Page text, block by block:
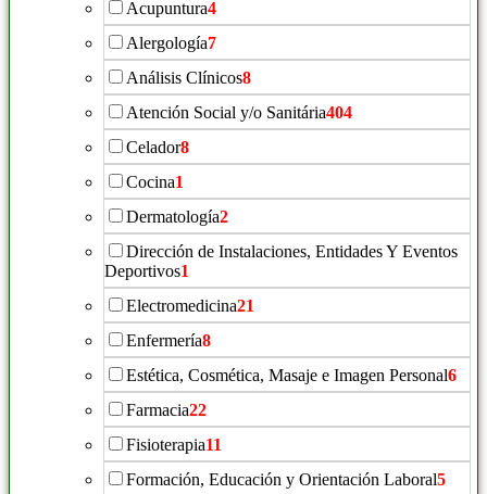
Acupuntura4
Alergología7
Análisis Clínicos8
Atención Social y/o Sanitária404
Celador8
Cocina1
Dermatología2
Dirección de Instalaciones, Entidades Y Eventos
Deportivos1
Electromedicina21
Enfermería8
Estética, Cosmética, Masaje e Imagen Personal6
Farmacia22
Fisioterapia11
Formación, Educación y Orientación Laboral5